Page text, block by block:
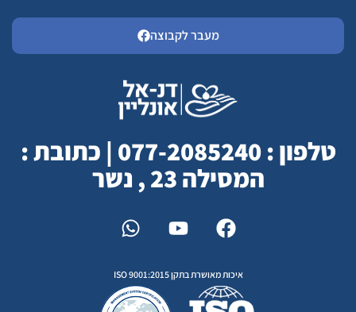
מעבר לקבוצה
טלפון : 077-2085240 | כתובת :
המסילה 23 , נשר
איכות מאושרת בתקן ISO 9001:2015